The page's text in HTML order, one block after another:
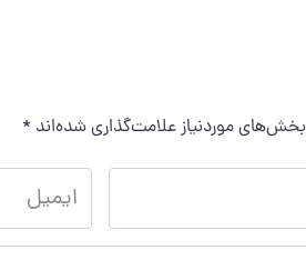
بخش‌های موردنیاز علامت‌گذاری شده‌اند *